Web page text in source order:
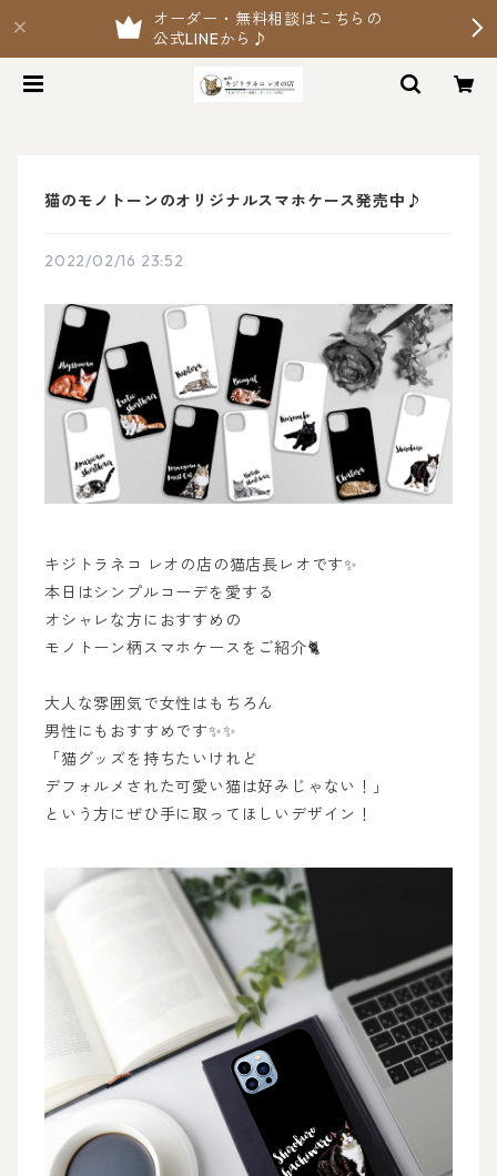
オーダー・無料相談はこちらの
公式LINEから♪
猫のモノトーンのオリジナルスマホケース発売中♪
2022/02/16 23:52
キジトラネコ レオの店の猫店長レオです✨
本日はシンプルコーデを愛する
オシャレな方におすすめの
モノトーン柄スマホケースをご紹介🐈
大人な雰囲気で女性はもちろん
男性にもおすすめです✨✨
「猫グッズを持ちたいけれど
デフォルメされた可愛い猫は好みじゃない！」
という方にぜひ手に取ってほしいデザイン！